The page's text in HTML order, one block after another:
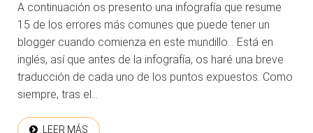
A continuación os presento una infografía que resume
15 de los errores más comunes que puede tener un
blogger cuando comienza en este mundillo… Está en
inglés, así que antes de la infografía, os haré una breve
traducción de cada uno de los puntos expuestos. Como
siempre, tras el...
LEER MÁS